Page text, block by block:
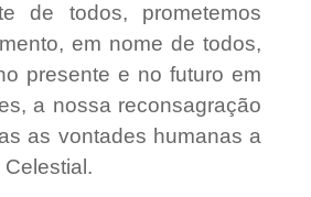
de todos, prometemos
em nome de todos,
presente e no futuro em
a nossa reconsagração
as vontades humanas a